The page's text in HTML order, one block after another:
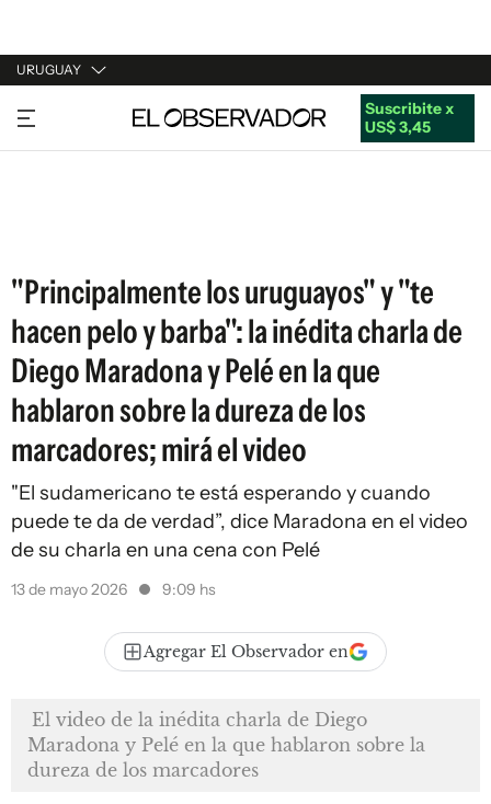
URUGUAY
URUGUAY
ARGENTINA
Suscribite x
US$ 3,45
"Principalmente los uruguayos" y "te
hacen pelo y barba": la inédita charla de
Diego Maradona y Pelé en la que
hablaron sobre la dureza de los
marcadores; mirá el video
"El sudamericano te está esperando y cuando
puede te da de verdad”, dice Maradona en el video
de su charla en una cena con Pelé
13 de mayo 2026 9:09 hs
Agregar El Observador en
El video de la inédita charla de Diego
Maradona y Pelé en la que hablaron sobre la
dureza de los marcadores